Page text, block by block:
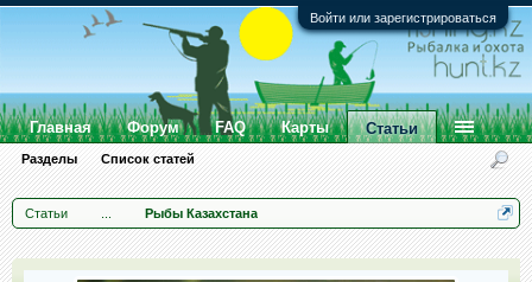
Войти или зарегистрироваться
Статьи Рыбы Казахстана
Главная Форум FAQ Карты Статьи
Разделы Список статей